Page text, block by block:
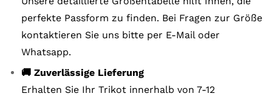
perfekte Passform zu finden. Bei Fragen zur Größe
kontaktieren Sie uns bitte per E-Mail oder
Whatsapp.
🚚 Zuverlässige Lieferung
Erhalten Sie Ihr Trikot innerhalb von 7-12